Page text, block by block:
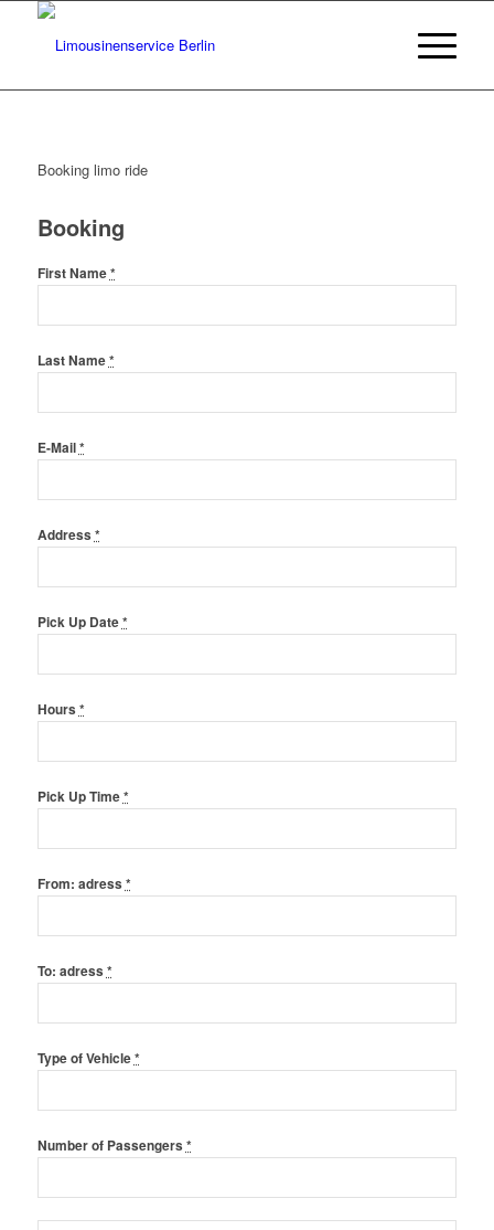
Booking limo ride
Booking
First Name*
Last Name*
E-Mail*
Address *
Pick Up Date*
Hours *
Pick Up Time*
From: adress *
To: adress *
Type of Vehicle*
Number of Passengers *